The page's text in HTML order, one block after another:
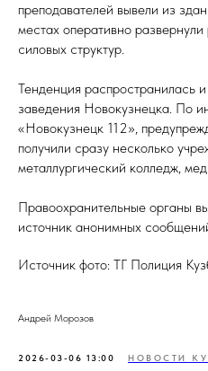
преподавателей вывели из
местах оперативно развернули
силовых структур.
Тенденция распространилась
заведения Новокузнецка. По
«Новокузнецк 112»,
получили сразу несколько
металлургический колледж,
Правоохранительные органы
источник анонимных
Источник фото: ТГ Полиция
Андрей Морозов
2026-03-06 13:00 НОВОСТИ